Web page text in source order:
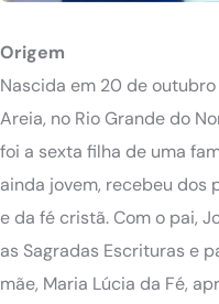
Origem
Nascida em 20 de
Areia, no Rio Grande do
foi a sexta filha de uma
ainda jovem, recebeu dos
e da fé cristã. Com o pai,
as Sagradas Escrituras e
mãe, Maria Lúcia da Fé,